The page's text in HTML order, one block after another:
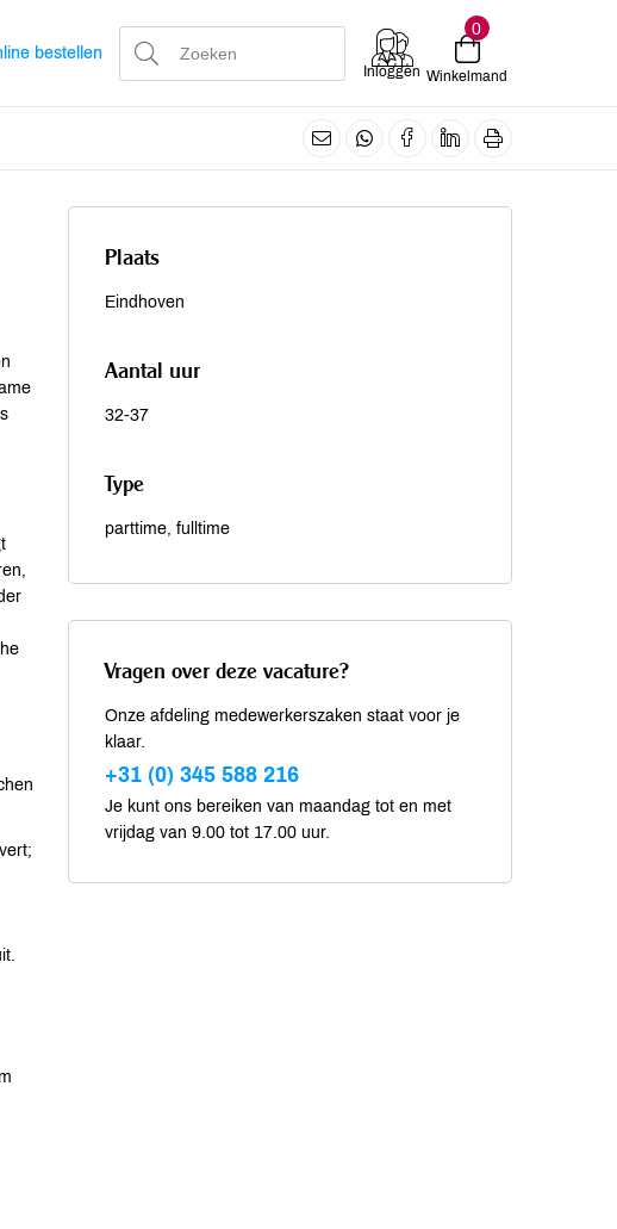
bestellen
Inloggen
0
Winkelmand
Plaats
Eindhoven
Aantal uur
32-37
Type
parttime, fulltime
Vragen over deze vacature?
Onze afdeling medewerkerszaken staat voor je
klaar.
+31 (0) 345 588 216
Je kunt ons bereiken van maandag tot en met
vrijdag van 9.00 tot 17.00 uur.